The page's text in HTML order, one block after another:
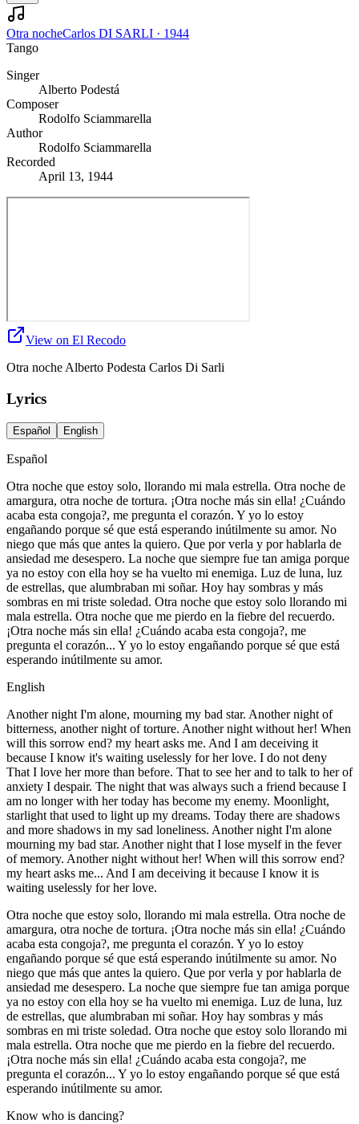
Otra nocheCarlos DI SARLI · 1944
Tango
Singer
Alberto Podestá
Composer
Rodolfo Sciammarella
Author
Rodolfo Sciammarella
Recorded
April 13, 1944
View on El Recodo
Otra noche Alberto Podesta Carlos Di Sarli
Lyrics
Español English
Español
Otra noche que estoy solo, llorando mi mala estrella. Otra noche de
amargura, otra noche de tortura. ¡Otra noche más sin ella! ¿Cuándo
acaba esta congoja?, me pregunta el corazón. Y yo lo estoy
engañando porque sé que está esperando inútilmente su amor. No
niego que más que antes la quiero. Que por verla y por hablarla de
ansiedad me desespero. La noche que siempre fue tan amiga porque
ya no estoy con ella hoy se ha vuelto mi enemiga. Luz de luna, luz
de estrellas, que alumbraban mi soñar. Hoy hay sombras y más
sombras en mi triste soledad. Otra noche que estoy solo llorando mi
mala estrella. Otra noche que me pierdo en la fiebre del recuerdo.
¡Otra noche más sin ella! ¿Cuándo acaba esta congoja?, me
pregunta el corazón... Y yo lo estoy engañando porque sé que está
esperando inútilmente su amor.
English
Another night I'm alone, mourning my bad star. Another night of
bitterness, another night of torture. Another night without her! When
will this sorrow end? my heart asks me. And I am deceiving it
because I know it's waiting uselessly for her love. I do not deny
That I love her more than before. That to see her and to talk to her of
anxiety I despair. The night that was always such a friend because I
am no longer with her today has become my enemy. Moonlight,
starlight that used to light up my dreams. Today there are shadows
and more shadows in my sad loneliness. Another night I'm alone
mourning my bad star. Another night that I lose myself in the fever
of memory. Another night without her! When will this sorrow end?
my heart asks me... And I am deceiving it because I know it is
waiting uselessly for her love.
Otra noche que estoy solo, llorando mi mala estrella. Otra noche de
amargura, otra noche de tortura. ¡Otra noche más sin ella! ¿Cuándo
acaba esta congoja?, me pregunta el corazón. Y yo lo estoy
engañando porque sé que está esperando inútilmente su amor. No
niego que más que antes la quiero. Que por verla y por hablarla de
ansiedad me desespero. La noche que siempre fue tan amiga porque
ya no estoy con ella hoy se ha vuelto mi enemiga. Luz de luna, luz
de estrellas, que alumbraban mi soñar. Hoy hay sombras y más
sombras en mi triste soledad. Otra noche que estoy solo llorando mi
mala estrella. Otra noche que me pierdo en la fiebre del recuerdo.
¡Otra noche más sin ella! ¿Cuándo acaba esta congoja?, me
pregunta el corazón... Y yo lo estoy engañando porque sé que está
esperando inútilmente su amor.
Know who is dancing?